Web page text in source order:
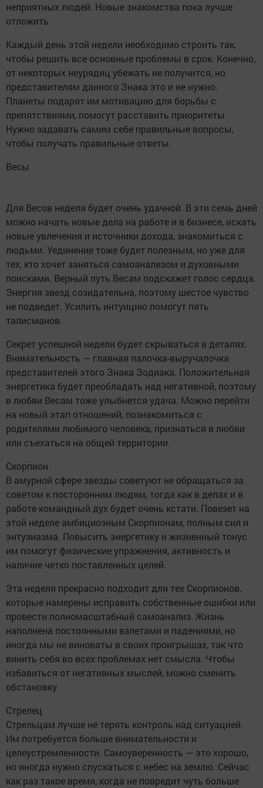
неприятных людей. Новые знакомства пока лучше
отложить.
Каждый день этой недели необходимо строить так,
чтобы решить все основные проблемы в срок. Конечно,
от некоторых неурядиц убежать не получится, но
представителям данного Знака это и не нужно.
Планеты подарят им мотивацию для борьбы с
препятствиями, помогут расставить приоритеты.
Нужно задавать самим себе правильные вопросы,
чтобы получать правильные ответы.
Весы
Для Весов неделя будет очень удачной. В эти семь дней
можно начать новые дела на работе и в бизнесе, искать
новые увлечения и источники дохода, знакомиться с
людьми. Уединение тоже будет полезным, но уже для
тех, кто хочет заняться самоанализом и духовными
поисками. Верный путь Весам подскажет голос сердца.
Энергия звезд созидательна, поэтому шестое чувство
не подведет. Усилить интуицию помогут пять
талисманов.
Секрет успешной недели будет скрываться в деталях.
Внимательность — главная палочка-выручалочка
представителей этого Знака Зодиака. Положительная
энергетика будет преобладать над негативной, поэтому
в любви Весам тоже улыбнется удача. Можно перейти
на новый этап отношений, познакомиться с
родителями любимого человека, признаться в любви
или съехаться на общей территории.
Скорпион
В амурной сфере звезды советуют не обращаться за
советом к посторонним людям, тогда как в делах и в
работе командный дух будет очень кстати. Повезет на
этой неделе амбициозным Скорпионам, полным сил и
энтузиазма. Повысить энергетику и жизненный тонус
им помогут физические упражнения, активность и
наличие четко поставленных целей.
Эта неделя прекрасно подходит для тех Скорпионов,
которые намерены исправить собственные ошибки или
провести полномасштабный самоанализ. Жизнь
наполнена постоянными взлетами и падениями, но
иногда мы не виноваты в своих проигрышах, так что
винить себя во всех проблемах нет смысла. Чтобы
избавиться от негативных мыслей, можно сменить
обстановку.
Стрелец
Стрельцам лучше не терять контроль над ситуацией.
Им потребуется больше внимательности и
целеустремленности. Самоуверенность — это хорошо,
но иногда нужно спускаться с небес на землю. Сейчас
как раз такое время, когда не повредит чуть больше